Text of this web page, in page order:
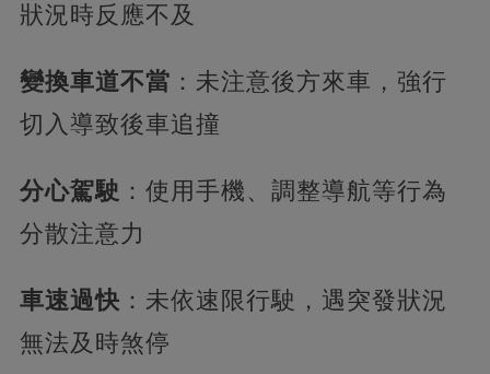
狀況時反應不及
變換車道不當 ：未注意後方來車，強行
切入導致後車追撞
分心駕駛 ：使用手機、調整導航等行為
分散注意力
車速過快 ：未依速限行駛，遇突發狀況
無法及時煞停